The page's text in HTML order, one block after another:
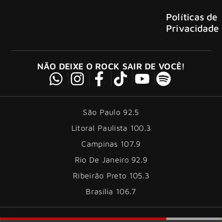
Políticas de
Privacidade
NÃO DEIXE O ROCK SAIR DE VOCÊ!
São Paulo 92.5
Litoral Paulista 100.3
Campinas 107.9
Rio De Janeiro 92.9
Ribeirão Preto 105.3
Brasília 106.7